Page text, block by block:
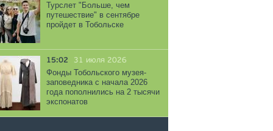
Турслет "Больше, чем
путешествие" в сентябре
пройдет в Тобольске
15:02 31 июля 2026
Фонды Тобольского музея-
заповедника с начала 2026
года пополнились на 2 тысячи
экспонатов